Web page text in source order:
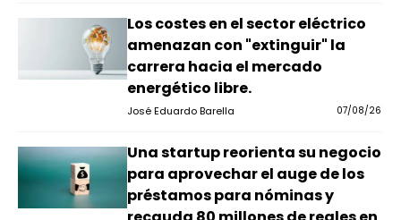
Los costes en el sector eléctrico
amenazan con "extinguir" la
carrera hacia el mercado
energético libre.
José Eduardo Barella 07/08/26
Una startup reorienta su negocio
para aprovechar el auge de los
préstamos para nóminas y